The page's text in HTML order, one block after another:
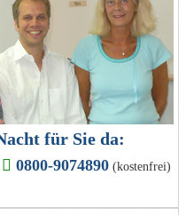
für Sie da:
0800-9074890 (kostenfrei)